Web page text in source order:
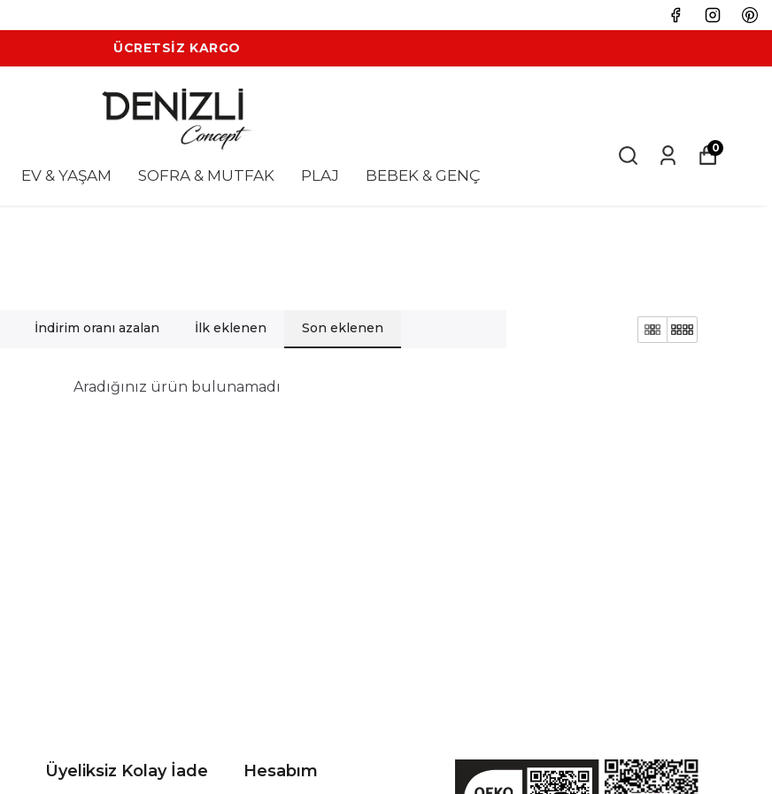
ÜCRETSİZ KARGO
EV & YAŞAM SOFRA & MUTFAK PLAJ BEBEK & GENÇ
0
İndirim oranı azalan İlk eklenen Son eklenen
Aradığınız ürün bulunamadı
Üyeliksiz Kolay İade Hesabım